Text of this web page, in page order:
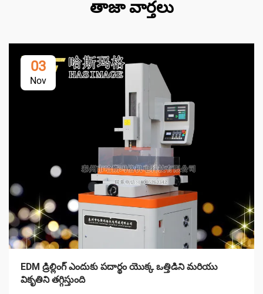
తాజా వార్తలు
03
Nov
EDM డ్రిల్లింగ్ ఎందుకు పదార్థం యొక్క ఒత్తిడిని మరియు
వికృతిని తగ్గిస్తుంది